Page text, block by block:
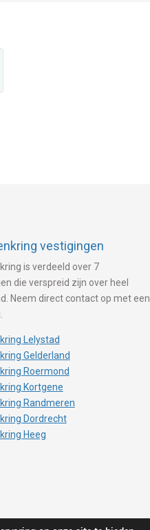
vestigingen
is verdeeld over 7
die verspreid zijn over heel
Neem direct contact op met een
Lelystad
Gelderland
Roermond
Kortgene
Randmeren
Dordrecht
Heeg